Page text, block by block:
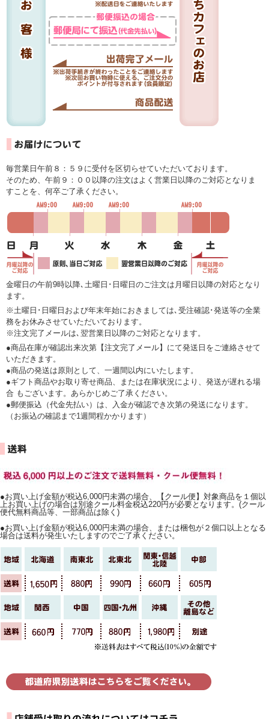
毎営業日午前８：５９に受付を区切らせていただいております。
そのため、午前９：００以降の注文はよく営業日以降のご対応となりま
すことを、何卒ご了承ください。
金曜日の午前9時以降､土曜日･日曜日のご注文は月曜日以降の対応となり
ます。
※土曜日･日曜日および年末年始におきましては､受注確認･発送等の全業
務をお休みさせていただいております。
※注文完了メールは､翌営業日以降のご対応となります。
●商品在庫が確認出来次第【注文完了メール】にて発送日をご連絡させて
いただきます。
●商品の発送は原則として、一週間以内にいたします。
●ギフト商品やお取り寄せ商品、または在庫状況により、発送が遅れる場
合 もございます。あらかじめご了承ください。
●郵便振込（代金先払い）は、入金が確認でき次第の発送になります。
（お振込の確認まで1週間程かかります）
●お買い上げ金額が税込6,000円未満の場合、【クール便】対象商品を１個以
上お買い上げの場合は別途クール料金税込220円が必要となります。(クール
便代無料商品等、一部商品は除く)
●お買い上げ金額が税込6,000円未満の場合、または梱包が２個口以上となる
場合は送料が発生いたしますのでご了承ください。